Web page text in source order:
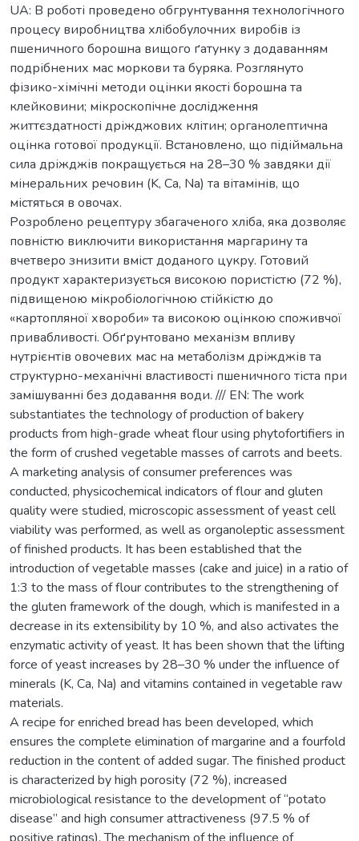
UA: В роботі проведено обгрунтування технологічного
процесу виробництва хлібобулочних виробів із
пшеничного борошна вищого ґатунку з додаванням
подрібнених мас моркови та буряка. Розглянуто
фізико-хімічні методи оцінки якості борошна та
клейковини; мікроскопічне дослідження
життєздатності дріжджових клітин; органолептична
оцінка готової продукції. Встановлено, що підіймальна
сила дріжджів покращується на 28–30 % завдяки дії
мінеральних речовин (K, Ca, Na) та вітамінів, що
містяться в овочах.
Розроблено рецептуру збагаченого хліба, яка дозволяє
повністю виключити використання маргарину та
вчетверо знизити вміст доданого цукру. Готовий
продукт характеризується високою пористістю (72 %),
підвищеною мікробіологічною стійкістю до
«картопляної хвороби» та високою оцінкою споживчої
привабливості. Обґрунтовано механізм впливу
нутрієнтів овочевих мас на метаболізм дріжджів та
структурно-механічні властивості пшеничного тіста при
замішуванні без додавання води. /// EN: The work
substantiates the technology of production of bakery
products from high-grade wheat flour using phytofortifiers in
the form of crushed vegetable masses of carrots and beets.
A marketing analysis of consumer preferences was
conducted, physicochemical indicators of flour and gluten
quality were studied, microscopic assessment of yeast cell
viability was performed, as well as organoleptic assessment
of finished products. It has been established that the
introduction of vegetable masses (cake and juice) in a ratio of
1:3 to the mass of flour contributes to the strengthening of
the gluten framework of the dough, which is manifested in a
decrease in its extensibility by 10 %, and also activates the
enzymatic activity of yeast. It has been shown that the lifting
force of yeast increases by 28–30 % under the influence of
minerals (K, Ca, Na) and vitamins contained in vegetable raw
materials.
A recipe for enriched bread has been developed, which
ensures the complete elimination of margarine and a fourfold
reduction in the content of added sugar. The finished product
is characterized by high porosity (72 %), increased
microbiological resistance to the development of “potato
disease” and high consumer attractiveness (97.5 % of